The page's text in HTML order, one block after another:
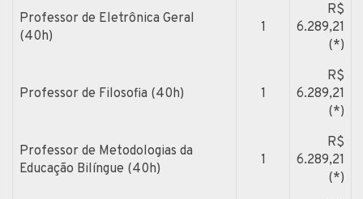
Professor de Eletrônica Geral
(40h)
1
R$
6.289,21
(*)
Professor de Filosofia (40h) 1
R$
6.289,21
(*)
Professor de Metodologias da
Educação Bilíngue (40h)
1
R$
6.289,21
(*)